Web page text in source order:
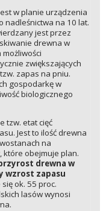
w planie urządzenia
nadleśnictwa na 10 lat.
jest przez
drewna w
zwiększających
zapas na pniu.
gospodarkę w
biologicznego
tzw. etat cięć
Jest to ilość drewna
na
obejmuje plan.
drewna w
wzrost zapasu
ok. 55 proc.
lasów wynosi